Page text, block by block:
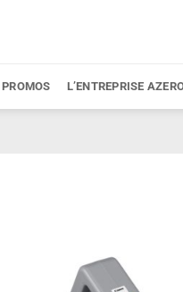
PROMOS L’ENTREPRISE